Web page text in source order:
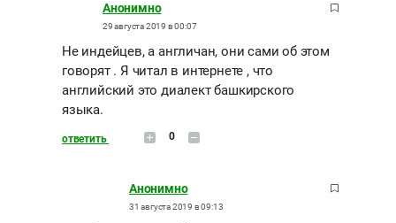
Анонимно
29 августа 2019 в 00:07
Не индейцев, а англичан, они сами об этом
говорят . Я читал в интернете , что
английский это диалект башкирского
языка.
ответить 0
Анонимно
31 августа 2019 в 09:13